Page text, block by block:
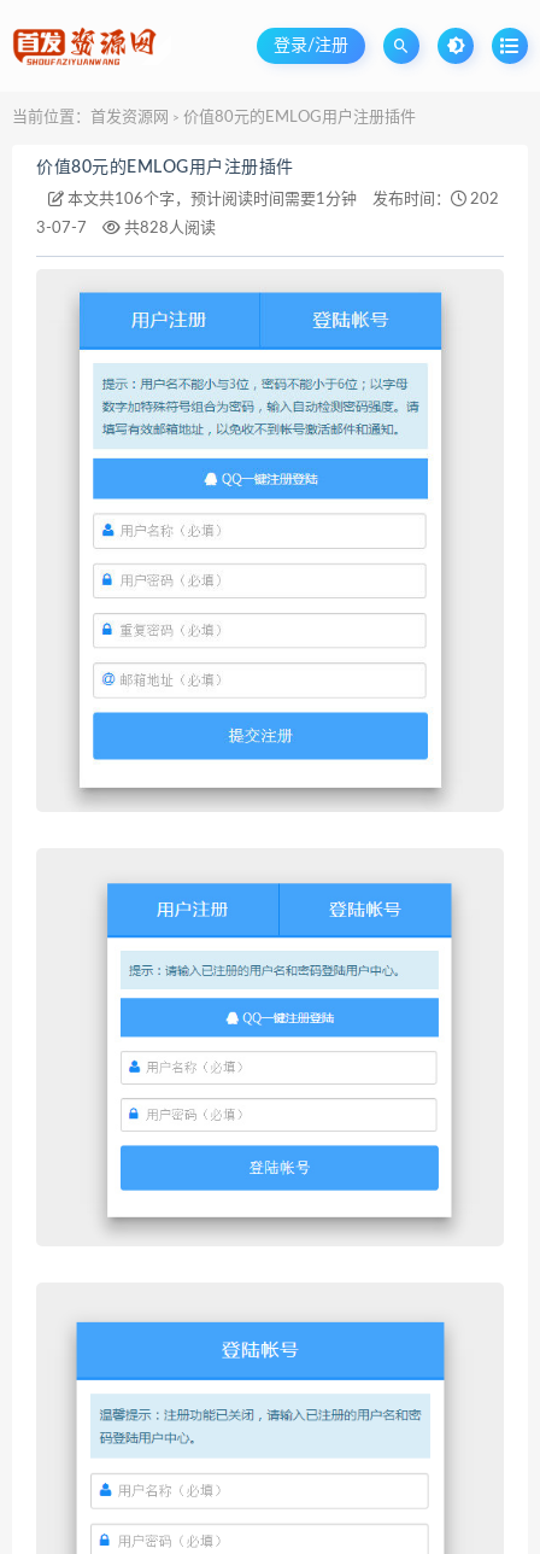
登录/注册
当前位置： 首发资源网 > 价值80元的EMLOG用户注册插件
价值80元的EMLOG用户注册插件
本文共106个字，预计阅读时间需要1分钟 发布时间：
202
3-07-7
共828人阅读